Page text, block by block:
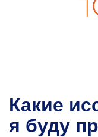
Какие
я буду